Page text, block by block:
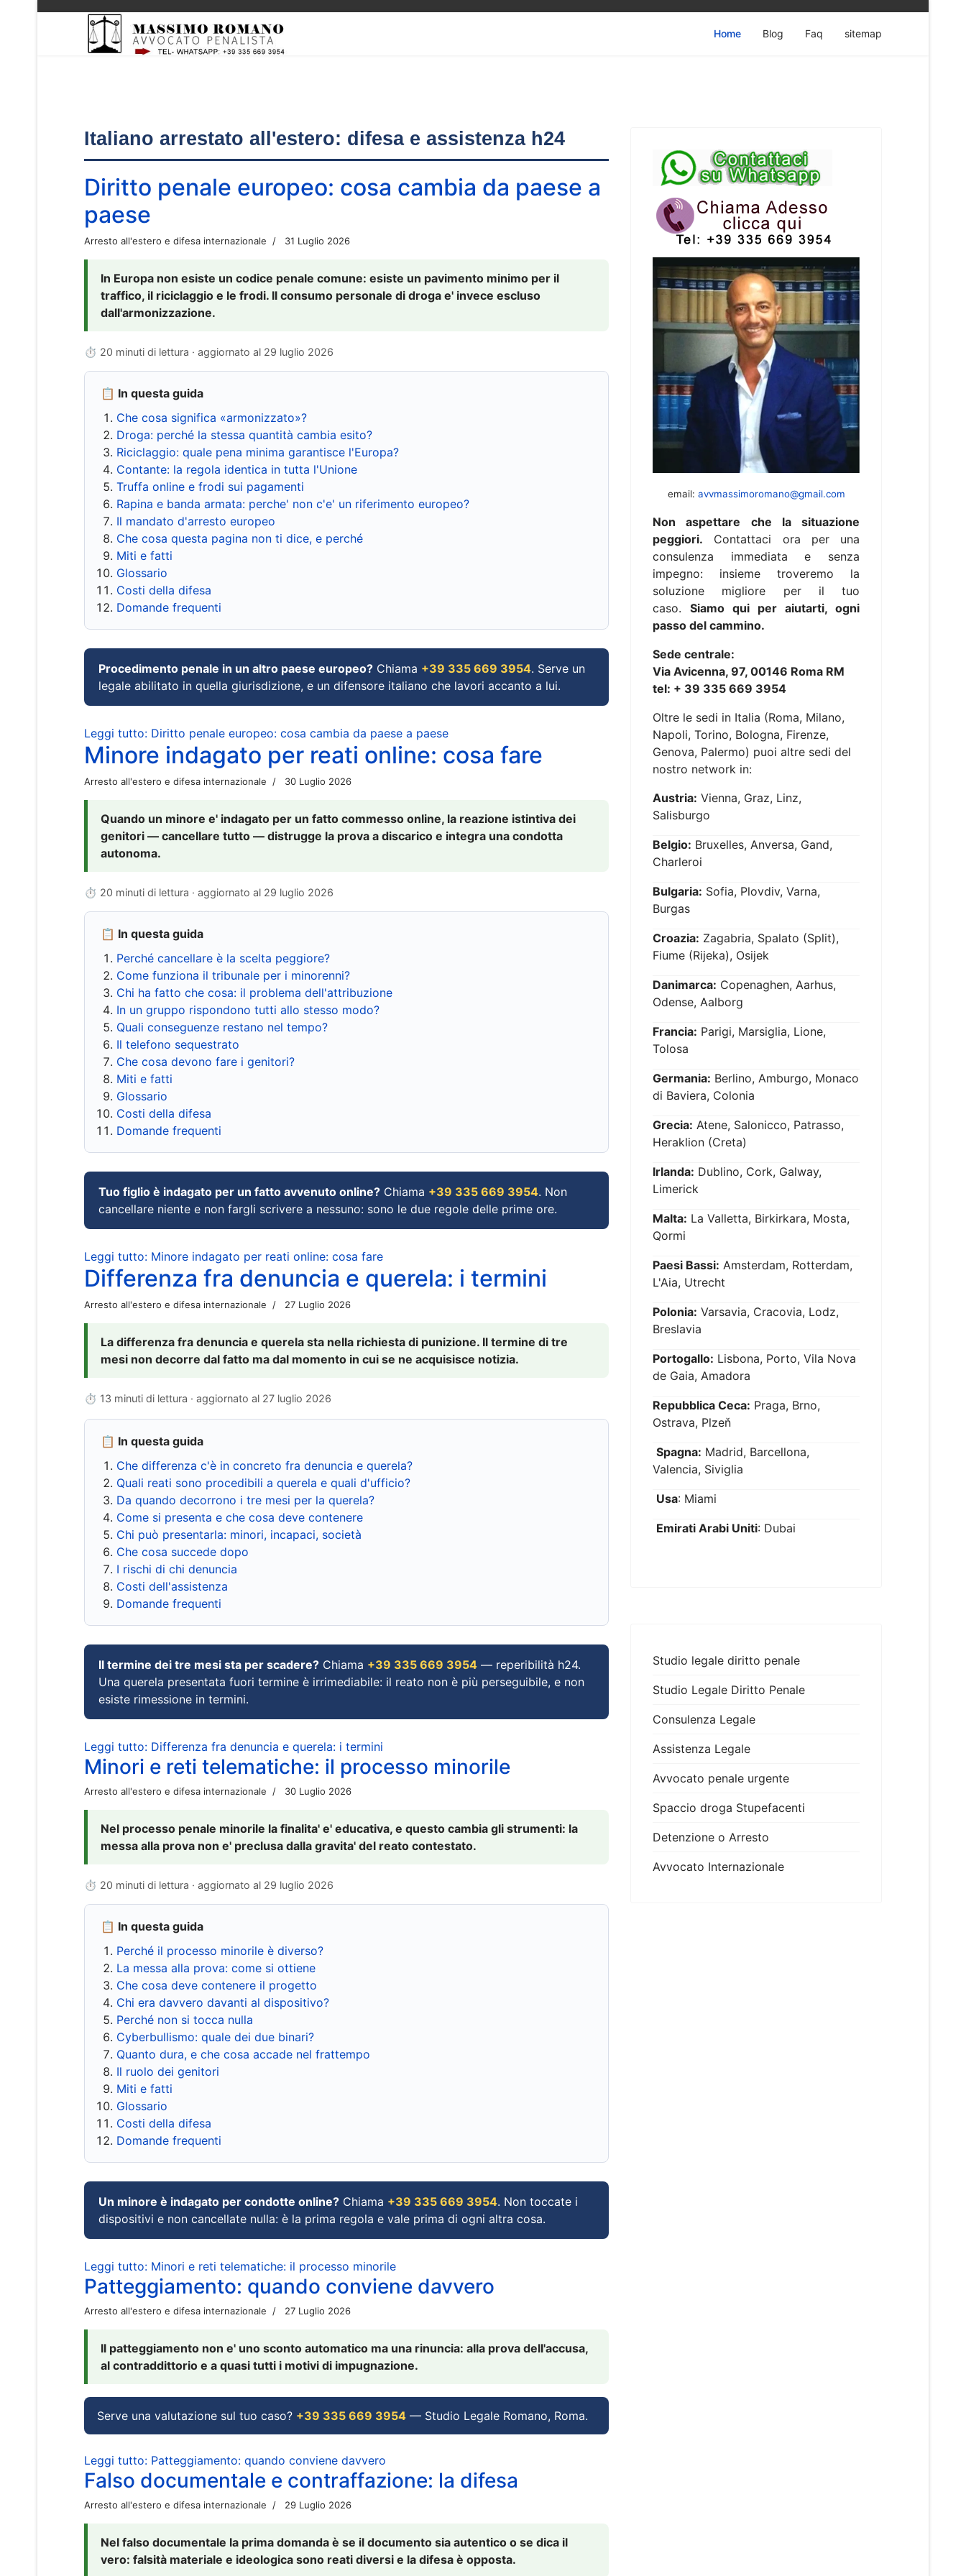
Home Blog Faq sitemap
Italiano arrestato all'estero: difesa e assistenza h24
Diritto penale europeo: cosa cambia da paese a
paese
Arresto all'estero e difesa internazionale 31 Luglio 2026
In Europa non esiste un codice penale comune: esiste un pavimento minimo per il
traffico, il riciclaggio e le frodi. Il consumo personale di droga e' invece escluso
dall'armonizzazione.
⏱ 20 minuti di lettura · aggiornato al 29 luglio 2026
📋 In questa guida
Che cosa significa «armonizzato»?
Droga: perché la stessa quantità cambia esito?
Riciclaggio: quale pena minima garantisce l'Europa?
Contante: la regola identica in tutta l'Unione
Truffa online e frodi sui pagamenti
Rapina e banda armata: perche' non c'e' un riferimento europeo?
Il mandato d'arresto europeo
Che cosa questa pagina non ti dice, e perché
Miti e fatti
Glossario
Costi della difesa
Domande frequenti
Procedimento penale in un altro paese europeo? Chiama +39 335 669 3954. Serve un
legale abilitato in quella giurisdizione, e un difensore italiano che lavori accanto a lui.
Leggi tutto: Diritto penale europeo: cosa cambia da paese a paese
Minore indagato per reati online: cosa fare
Arresto all'estero e difesa internazionale 30 Luglio 2026
Quando un minore e' indagato per un fatto commesso online, la reazione istintiva dei
genitori — cancellare tutto — distrugge la prova a discarico e integra una condotta
autonoma.
⏱ 20 minuti di lettura · aggiornato al 29 luglio 2026
📋 In questa guida
Perché cancellare è la scelta peggiore?
Come funziona il tribunale per i minorenni?
Chi ha fatto che cosa: il problema dell'attribuzione
In un gruppo rispondono tutti allo stesso modo?
Quali conseguenze restano nel tempo?
Il telefono sequestrato
Che cosa devono fare i genitori?
Miti e fatti
Glossario
Costi della difesa
Domande frequenti
Tuo figlio è indagato per un fatto avvenuto online? Chiama +39 335 669 3954. Non
cancellare niente e non fargli scrivere a nessuno: sono le due regole delle prime ore.
Leggi tutto: Minore indagato per reati online: cosa fare
Differenza fra denuncia e querela: i termini
Arresto all'estero e difesa internazionale 27 Luglio 2026
La differenza fra denuncia e querela sta nella richiesta di punizione. Il termine di tre
mesi non decorre dal fatto ma dal momento in cui se ne acquisisce notizia.
⏱ 13 minuti di lettura · aggiornato al 27 luglio 2026
📋 In questa guida
Che differenza c'è in concreto fra denuncia e querela?
Quali reati sono procedibili a querela e quali d'ufficio?
Da quando decorrono i tre mesi per la querela?
Come si presenta e che cosa deve contenere
Chi può presentarla: minori, incapaci, società
Che cosa succede dopo
I rischi di chi denuncia
Costi dell'assistenza
Domande frequenti
Il termine dei tre mesi sta per scadere? Chiama +39 335 669 3954 — reperibilità h24.
Una querela presentata fuori termine è irrimediabile: il reato non è più perseguibile, e non
esiste rimessione in termini.
Leggi tutto: Differenza fra denuncia e querela: i termini
Minori e reti telematiche: il processo minorile
Arresto all'estero e difesa internazionale 30 Luglio 2026
Nel processo penale minorile la finalita' e' educativa, e questo cambia gli strumenti: la
messa alla prova non e' preclusa dalla gravita' del reato contestato.
⏱ 20 minuti di lettura · aggiornato al 29 luglio 2026
📋 In questa guida
Perché il processo minorile è diverso?
La messa alla prova: come si ottiene
Che cosa deve contenere il progetto
Chi era davvero davanti al dispositivo?
Perché non si tocca nulla
Cyberbullismo: quale dei due binari?
Quanto dura, e che cosa accade nel frattempo
Il ruolo dei genitori
Miti e fatti
Glossario
Costi della difesa
Domande frequenti
Un minore è indagato per condotte online? Chiama +39 335 669 3954. Non toccate i
dispositivi e non cancellate nulla: è la prima regola e vale prima di ogni altra cosa.
Leggi tutto: Minori e reti telematiche: il processo minorile
Patteggiamento: quando conviene davvero
Arresto all'estero e difesa internazionale 27 Luglio 2026
Il patteggiamento non e' uno sconto automatico ma una rinuncia: alla prova dell'accusa,
al contraddittorio e a quasi tutti i motivi di impugnazione.
Serve una valutazione sul tuo caso? +39 335 669 3954 — Studio Legale Romano, Roma.
Leggi tutto: Patteggiamento: quando conviene davvero
Falso documentale e contraffazione: la difesa
Arresto all'estero e difesa internazionale 29 Luglio 2026
Nel falso documentale la prima domanda è se il documento sia autentico o se dica il
vero: falsità materiale e ideologica sono reati diversi e la difesa è opposta.
email: avvmassimoromano@gmail.com
Non aspettare che la situazione
peggiori. Contattaci ora per una
consulenza immediata e senza
impegno: insieme troveremo la
soluzione migliore per il tuo
caso. Siamo qui per aiutarti, ogni
passo del cammino.
Sede centrale:
Via Avicenna, 97, 00146 Roma RM
tel: + 39 335 669 3954
Oltre le sedi in Italia (Roma, Milano,
Napoli, Torino, Bologna, Firenze,
Genova, Palermo) puoi altre sedi del
nostro network in:
Austria: Vienna, Graz, Linz,
Salisburgo
Belgio: Bruxelles, Anversa, Gand,
Charleroi
Bulgaria: Sofia, Plovdiv, Varna,
Burgas
Croazia: Zagabria, Spalato (Split),
Fiume (Rijeka), Osijek
Danimarca: Copenaghen, Aarhus,
Odense, Aalborg
Francia: Parigi, Marsiglia, Lione,
Tolosa
Germania: Berlino, Amburgo, Monaco
di Baviera, Colonia
Grecia: Atene, Salonicco, Patrasso,
Heraklion (Creta)
Irlanda: Dublino, Cork, Galway,
Limerick
Malta: La Valletta, Birkirkara, Mosta,
Qormi
Paesi Bassi: Amsterdam, Rotterdam,
L'Aia, Utrecht
Polonia: Varsavia, Cracovia, Lodz,
Breslavia
Portogallo: Lisbona, Porto, Vila Nova
de Gaia, Amadora
Repubblica Ceca: Praga, Brno,
Ostrava, Plzeň
Spagna: Madrid, Barcellona,
Valencia, Siviglia
Usa: Miami
Emirati Arabi Uniti: Dubai
Studio legale diritto penale
Studio Legale Diritto Penale
Consulenza Legale
Assistenza Legale
Avvocato penale urgente
Spaccio droga Stupefacenti
Detenzione o Arresto
Avvocato Internazionale